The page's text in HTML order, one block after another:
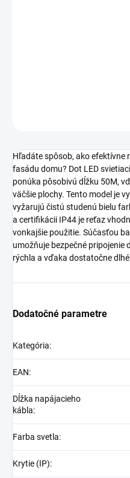
Hľadáte spôsob, ako efektívne
fasádu domu? Dot LED
ponúka pôsobivú dĺžku 50M,
väčšie plochy. Tento model je
vyžarujú čistú studenú bielu
a certifikácii IP44 je reťaz
vonkajšie použitie. Súčasťou
umožňuje bezpečné pripojenie
rýchla a vďaka dostatočne
Dodatočné parametre
Kategória:
EAN:
Dĺžka napájacieho
kábla:
Farba svetla:
Krytie (IP):